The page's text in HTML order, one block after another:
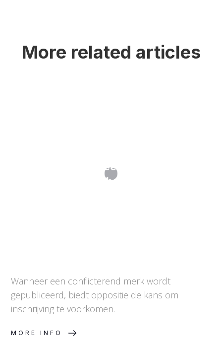
More related articles
Oppositie tegen een merk: wanneer
en hoe?
Wanneer een conflicterend merk wordt
gepubliceerd, biedt oppositie de kans om
inschrijving te voorkomen.
MORE INFO